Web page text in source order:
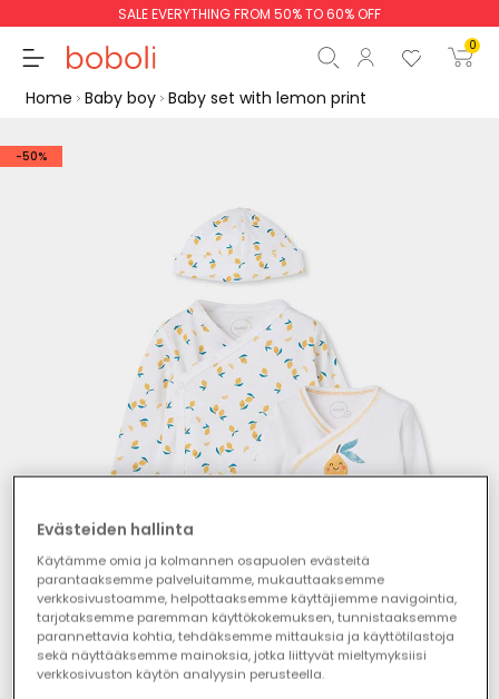
SALE EVERYTHING FROM 50% TO 60% OFF
0
Home Baby boy Baby set with lemon print
-50%
Evästeiden hallinta
Käytämme omia ja kolmannen osapuolen evästeitä
parantaaksemme palveluitamme, mukauttaaksemme
verkkosivustoamme, helpottaaksemme käyttäjiemme navigointia,
tarjotaksemme paremman käyttökokemuksen, tunnistaaksemme
parannettavia kohtia, tehdäksemme mittauksia ja käyttötilastoja
sekä näyttääksemme mainoksia, jotka liittyvät mieltymyksiisi
verkkosivuston käytön analyysin perusteella.